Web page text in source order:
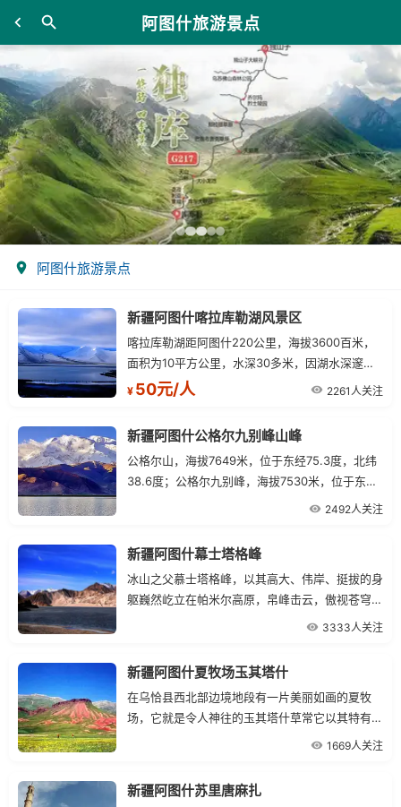
阿图什旅游景点
阿图什旅游景点
新疆阿图什喀拉库勒湖风景区
喀拉库勒湖距阿图什220公里，海拔3600百米，
面积为10平方公里，水深30多米，因湖水深邃幽
黯，故名喀拉库勒（柯尔克孜语意为黑湖）。
¥ 50元/人 2261人关注
新疆阿图什公格尔九别峰山峰
公格尔山，海拔7649米，位于东经75.3度，北纬
38.6度；公格尔九别峰，海拔7530米，位于东经
75.1度，北纬38.6度；两峰同在西昆仑山脉西端的
2492人关注
新疆阿图什幕士塔格峰
冰山之父慕士塔格峰，以其高大、伟岸、挺拔的身
躯巍然屹立在帕米尔高原，帛峰击云，傲视苍穹；
山顶积雪终年不化，犹如苍苍白发千年万岁的一位
3333人关注
新疆阿图什夏牧场玉其塔什
在乌恰县西北部边境地段有一片美丽如画的夏牧
场，它就是令人神往的玉其塔什草常它以其特有的
田园诗歌般的风光，被载人《中国名胜古迹大观》
1669人关注
新疆阿图什苏里唐麻扎